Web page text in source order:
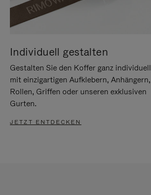
Individuell gestalten
Gestalten Sie den Koffer ganz individuell
mit einzigartigen Aufklebern, Anhängern,
Rollen, Griffen oder unseren exklusiven
Gurten.
JETZT ENTDECKEN